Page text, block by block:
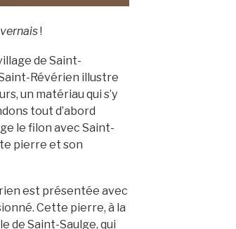
!
de Saint-
Révérien illustre
un matériau qui s’y
tout d’abord
le filon avec Saint-
pierre et son
est présentée avec
Cette pierre, à la
de Saint-Saulge, qui